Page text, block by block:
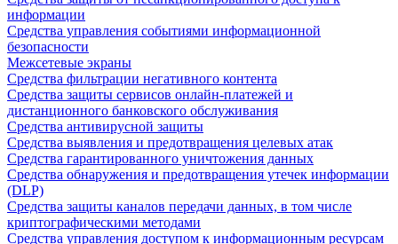
информации
Средства управления событиями информационной
безопасности
Межсетевые экраны
Средства фильтрации негативного контента
Средства защиты сервисов онлайн-платежей и
дистанционного банковского обслуживания
Средства антивирусной защиты
Средства выявления и предотвращения целевых атак
Средства гарантированного уничтожения данных
Средства обнаружения и предотвращения утечек информации
(DLP)
Средства защиты каналов передачи данных, в том числе
криптографическими методами
Средства управления доступом к информационным ресурсам